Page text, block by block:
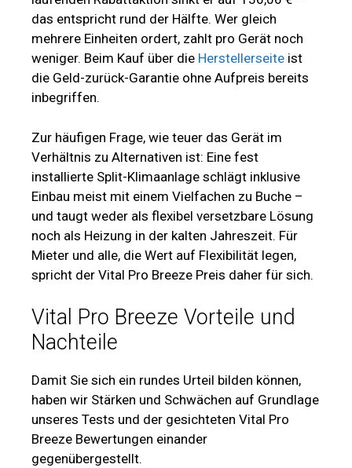
das entspricht rund der Hälfte. Wer gleich
mehrere Einheiten ordert, zahlt pro Gerät noch
weniger. Beim Kauf über die Herstellerseite ist
die Geld-zurück-Garantie ohne Aufpreis bereits
inbegriffen.
Zur häufigen Frage, wie teuer das Gerät im
Verhältnis zu Alternativen ist: Eine fest
installierte Split-Klimaanlage schlägt inklusive
Einbau meist mit einem Vielfachen zu Buche –
und taugt weder als flexibel versetzbare Lösung
noch als Heizung in der kalten Jahreszeit. Für
Mieter und alle, die Wert auf Flexibilität legen,
spricht der Vital Pro Breeze Preis daher für sich.
Vital Pro Breeze Vorteile und
Nachteile
Damit Sie sich ein rundes Urteil bilden können,
haben wir Stärken und Schwächen auf Grundlage
unseres Tests und der gesichteten Vital Pro
Breeze Bewertungen einander
gegenübergestellt.